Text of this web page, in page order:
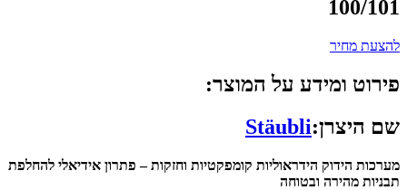
100/101
להצעת מחיר
פירוט ומידע על המוצר:
שם היצרן:Stäubli
מערכות הידוק הידראוליות קומפקטיות וחזקות – פתרון אידיאלי להחלפת
תבניות מהירה ובטוחה